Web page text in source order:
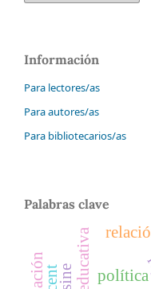
Información
Para lectores/as
Para autores/as
Para bibliotecarios/as
Palabras clave
política